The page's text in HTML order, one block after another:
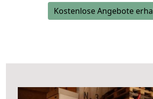
Kostenlose Angebote